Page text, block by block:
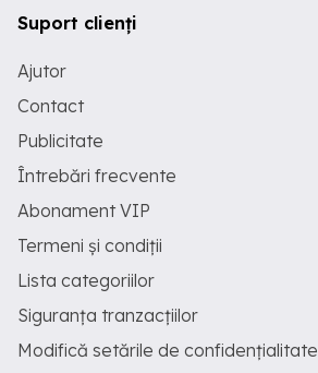
Suport clienți
Ajutor
Contact
Publicitate
Întrebări frecvente
Abonament VIP
Termeni și condiții
Lista categoriilor
Siguranța tranzacțiilor
Modifică setările de confidențialitate